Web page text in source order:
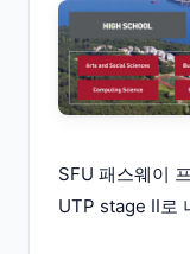
SFU 패스웨이
UTP stage II로